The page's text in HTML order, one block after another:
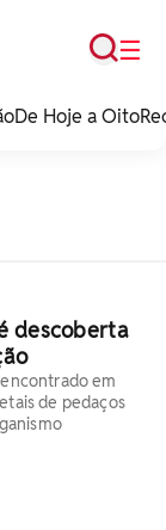
☰
Busca
De Hoje a Oito
descoberta
em
de pedaços